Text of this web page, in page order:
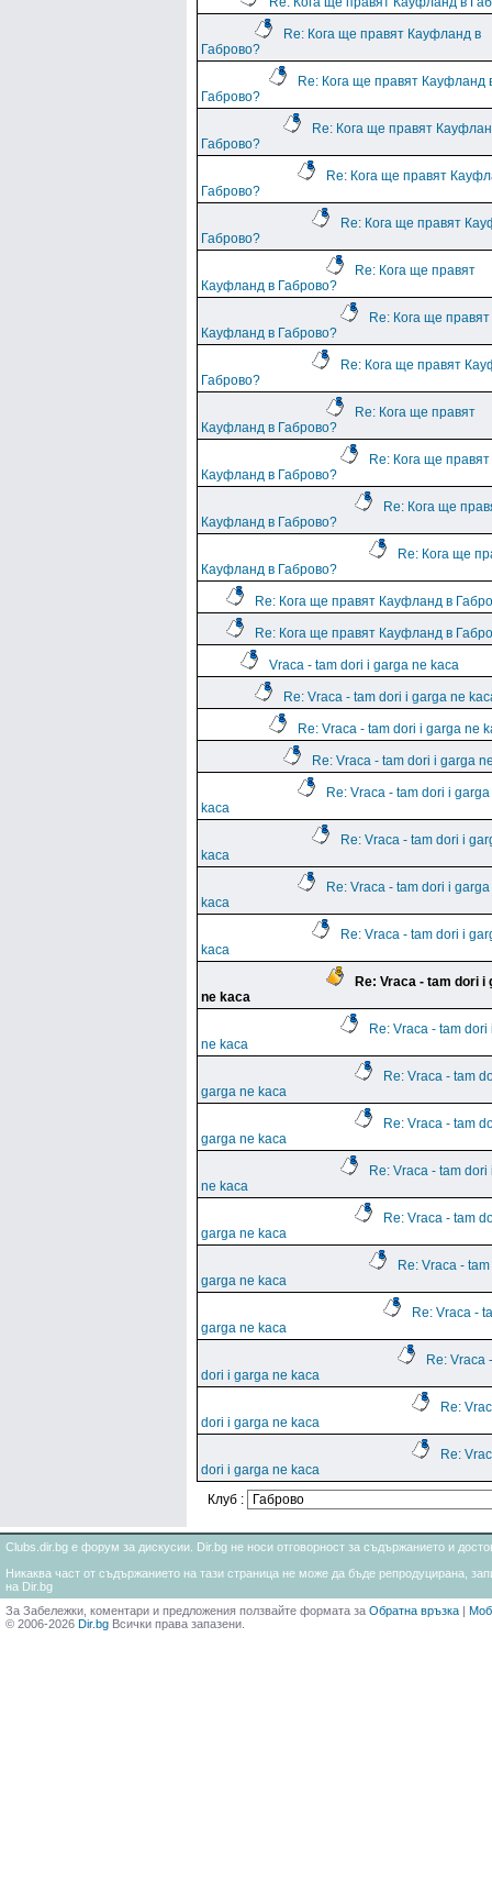
Re: Кога ще правят Кауфланд в
Габрово?
Re: Кога ще правят Кауфланд
Габрово?
Re: Кога ще правят
Габрово?
Re: Кога ще правят
Габрово?
Re: Кога ще правят
Габрово?
Re: Кога ще правят
Кауфланд в Габрово?
Re: Кога ще правят
Кауфланд в Габрово?
Re: Кога ще правят
Габрово?
Re: Кога ще правят
Кауфланд в Габрово?
Re: Кога ще правят
Кауфланд в Габрово?
Re: Кога ще
Кауфланд в Габрово?
Re: Кога ще
Кауфланд в Габрово?
Re: Кога ще правят Кауфланд в
Re: Кога ще правят Кауфланд в
Vraca - tam dori i garga ne kaca
Re: Vraca - tam dori i garga ne
Re: Vraca - tam dori i garga ne
Re: Vraca - tam dori i garga
Re: Vraca - tam dori i
kaca
Re: Vraca - tam dori i
kaca
Re: Vraca - tam dori i
kaca
Re: Vraca - tam dori i
kaca
Re: Vraca - tam dori i
ne kaca
Re: Vraca - tam dori
ne kaca
Re: Vraca - tam
garga ne kaca
Re: Vraca - tam
garga ne kaca
Re: Vraca - tam dori
ne kaca
Re: Vraca - tam
garga ne kaca
Re: Vraca -
garga ne kaca
Re: Vraca -
garga ne kaca
Re: Vraca
dori i garga ne kaca
Re:
dori i garga ne kaca
Re:
dori i garga ne kaca
Клуб :
Clubs.dir.bg е форум за дискусии. Dir.bg не носи отговорност за съдържанието и
Никаква част от съдържанието на тази страница не може да бъде репродуцирана,
на Dir.bg
За Забележки, коментари и предложения ползвайте формата за Обратна връзка |
© 2006-2026 Dir.bg Всички права запазени.